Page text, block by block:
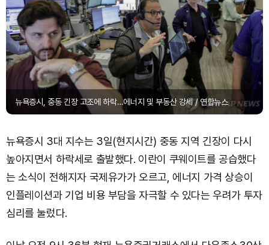
뉴욕증시, 중동 긴장 고조에 하락…에너지 및 부동산 강세 / 연합뉴스
뉴욕증시 3대 지수는 3일(현지시간) 중동 지역 긴장이 다시
높아지면서 하락세로 출발했다. 이란이 쿠웨이트를 공습했다
는 소식이 전해지자 국제유가가 오르고, 에너지 가격 상승이
인플레이션과 기업 비용 부담을 자극할 수 있다는 우려가 투자
심리를 눌렀다.